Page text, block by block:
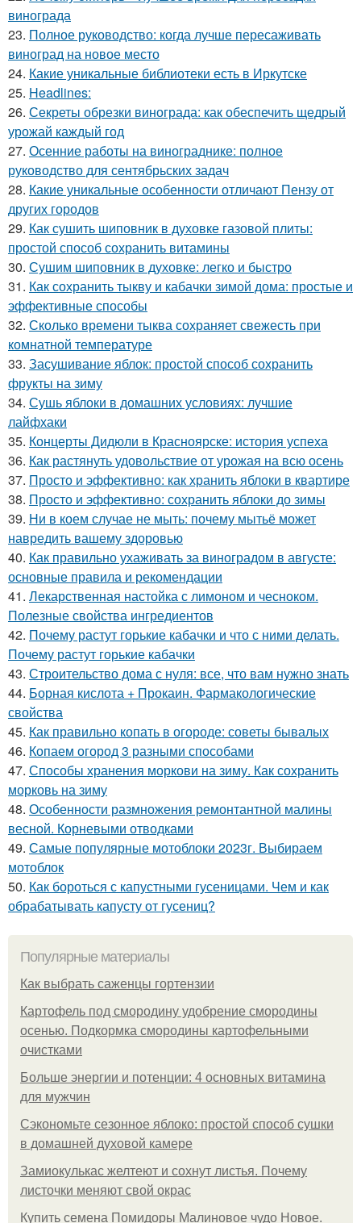
винограда
23. Полное руководство: когда лучше пересаживать
виноград на новое место
24. Какие уникальные библиотеки есть в Иркутске
25. Headlines:
26. Секреты обрезки винограда: как обеспечить щедрый
урожай каждый год
27. Осенние работы на винограднике: полное
руководство для сентябрьских задач
28. Какие уникальные особенности отличают Пензу от
других городов
29. Как сушить шиповник в духовке газовой плиты:
простой способ сохранить витамины
30. Сушим шиповник в духовке: легко и быстро
31. Как сохранить тыкву и кабачки зимой дома: простые и
эффективные способы
32. Сколько времени тыква сохраняет свежесть при
комнатной температуре
33. Засушивание яблок: простой способ сохранить
фрукты на зиму
34. Сушь яблоки в домашних условиях: лучшие
лайфхаки
35. Концерты Дидюли в Красноярске: история успеха
36. Как растянуть удовольствие от урожая на всю осень
37. Просто и эффективно: как хранить яблоки в квартире
38. Просто и эффективно: сохранить яблоки до зимы
39. Ни в коем случае не мыть: почему мытьё может
навредить вашему здоровью
40. Как правильно ухаживать за виноградом в августе:
основные правила и рекомендации
41. Лекарственная настойка с лимоном и чесноком.
Полезные свойства ингредиентов
42. Почему растут горькие кабачки и что с ними делать.
Почему растут горькие кабачки
43. Строительство дома с нуля: все, что вам нужно знать
44. Борная кислота + Прокаин. Фармакологические
свойства
45. Как правильно копать в огороде: советы бывалых
46. Копаем огород 3 разными способами
47. Способы хранения моркови на зиму. Как сохранить
морковь на зиму
48. Особенности размножения ремонтантной малины
весной. Корневыми отводками
49. Самые популярные мотоблоки 2023г. Выбираем
мотоблок
50. Как бороться с капустными гусеницами. Чем и как
обрабатывать капусту от гусениц?
Популярные материалы
Как выбрать саженцы гортензии
Картофель под смородину удобрение смородины
осенью. Подкормка смородины картофельными
очистками
Больше энергии и потенции: 4 основных витамина
для мужчин
Сэкономьте сезонное яблоко: простой способ сушки
в домашней духовой камере
Замиокулькас желтеют и сохнут листья. Почему
листочки меняют свой окрас
Купить семена Помидоры Малиновое чудо Новое.